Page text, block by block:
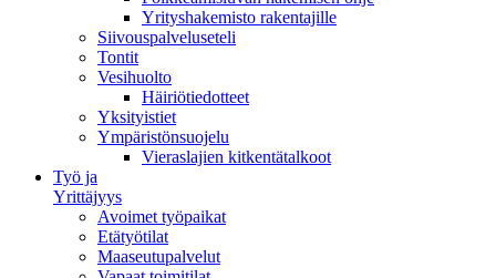
Yrityshakemisto rakentajille
Siivouspalveluseteli
Tontit
Vesihuolto
Häiriötiedotteet
Yksityistiet
Ympäristönsuojelu
Vieraslajien kitkentätalkoot
Työ ja
Yrittäjyys
Avoimet työpaikat
Etätyötilat
Maaseutupalvelut